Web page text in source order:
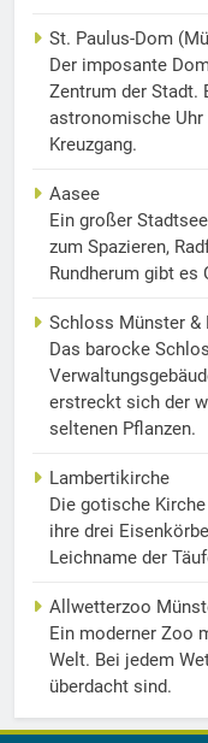
St. Paulus-Dom
Der imposante
Zentrum der Stadt.
astronomische
Kreuzgang.
Aasee
Ein großer
zum Spazieren,
Rundherum gibt es
Schloss Münster &
Das barocke
erstreckt sich der
seltenen Pflanzen.
Lambertikirche
Die gotische
ihre drei
Leichname der
Allwetterzoo
Ein moderner Zoo
Welt. Bei jedem
überdacht sind.